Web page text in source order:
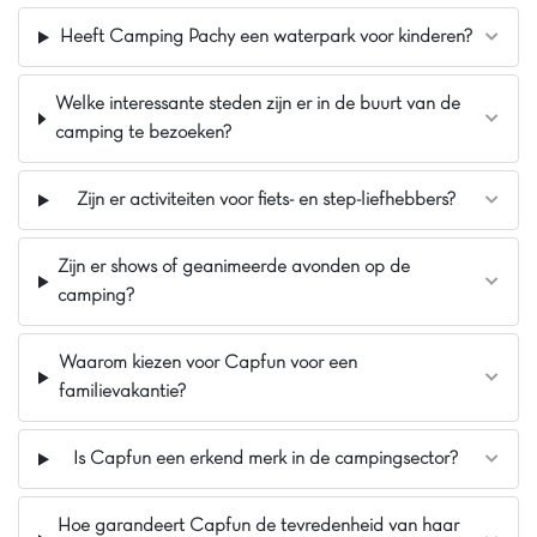
voor het aperitief, terwijl Bizouquet Mandragame
speelt.
Pluspunten
Heeft Camping Pachy een waterpark voor kinderen?
Welke interessante steden zijn er in de buurt van de
camping te bezoeken?
Zijn er activiteiten voor fiets- en step-liefhebbers?
Zijn er shows of geanimeerde avonden op de
camping?
Waarom kiezen voor Capfun voor een
familievakantie?
Is Capfun een erkend merk in de campingsector?
Hoe garandeert Capfun de tevredenheid van haar